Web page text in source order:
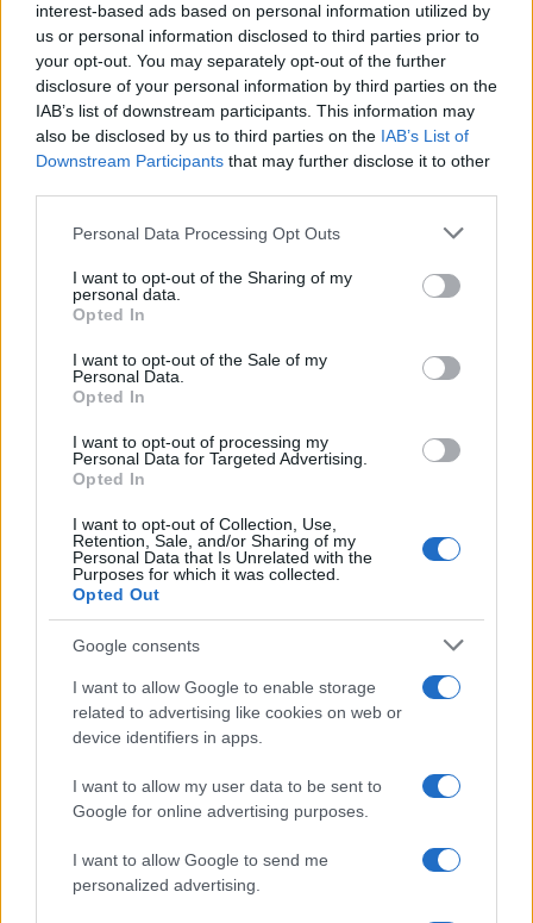
interest-based ads based on personal information utilized by
us or personal information disclosed to third parties prior to
your opt-out. You may separately opt-out of the further
disclosure of your personal information by third parties on the
IAB’s list of downstream participants. This information may
also be disclosed by us to third parties on the IAB’s List of
Downstream Participants that may further disclose it to other
Please note that this website/app uses one or more Google
not limited to your visit or usage behaviour. You may click to
grant or deny consent to Google and its third-party tags to
use your data for below specified purposes in below Google
consent section.
Personal Data Processing Opt Outs
I want to opt-out of the Sharing of my
personal data.
Opted In
I want to opt-out of the Sale of my
Personal Data.
Opted In
I want to opt-out of processing my
Personal Data for Targeted Advertising.
Opted In
I want to opt-out of Collection, Use,
Retention, Sale, and/or Sharing of my
Personal Data that Is Unrelated with the
Purposes for which it was collected.
Opted Out
Google consents
I want to allow Google to enable storage
related to advertising like cookies on web or
device identifiers in apps.
I want to allow my user data to be sent to
Google for online advertising purposes.
I want to allow Google to send me
personalized advertising.
Continua a leggere
spiagge paradisiache
Matteo Pellegrino · 8 Ago 2026
ALIMENTAZIONE